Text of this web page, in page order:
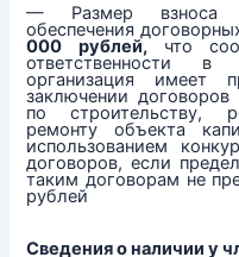
— Размер взноса
обеспечения
000 рублей, что
ответственности
организация имеет
заключении
по строительству,
ремонту объекта
использованием
договоров, если
таким договорам не
рублей
Сведения о наличии у